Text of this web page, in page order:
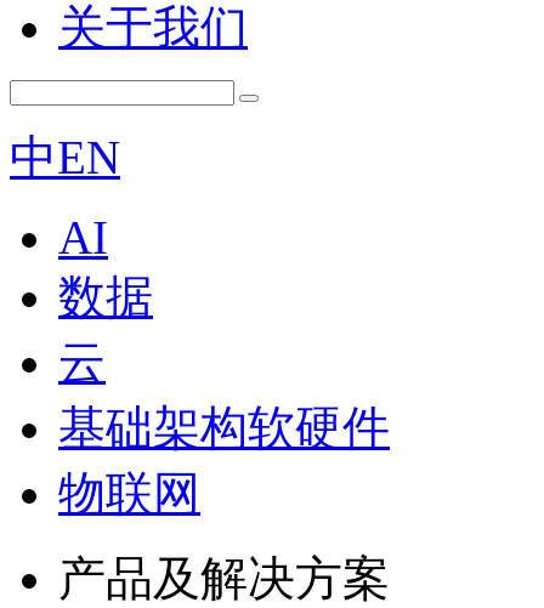
关于我们
中EN
AI
数据
云
基础架构软硬件
物联网
产品及解决方案